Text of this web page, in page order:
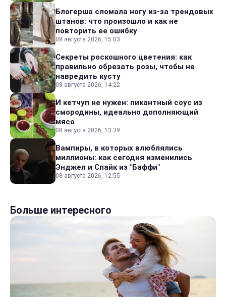
Блогерша сломала ногу из-за трендовых
штанов: что произошло и как не
повторить ее ошибку
08 августа 2026, 15:03
Секреты роскошного цветения: как
правильно обрезать розы, чтобы не
навредить кусту
08 августа 2026, 14:22
И кетчуп не нужен: пикантный соус из
смородины, идеально дополняющий
мясо
08 августа 2026, 13:39
Вампиры, в которых влюблялись
миллионы: как сегодня изменились
Энджел и Спайк из "Баффи"
08 августа 2026, 12:55
Больше интересного